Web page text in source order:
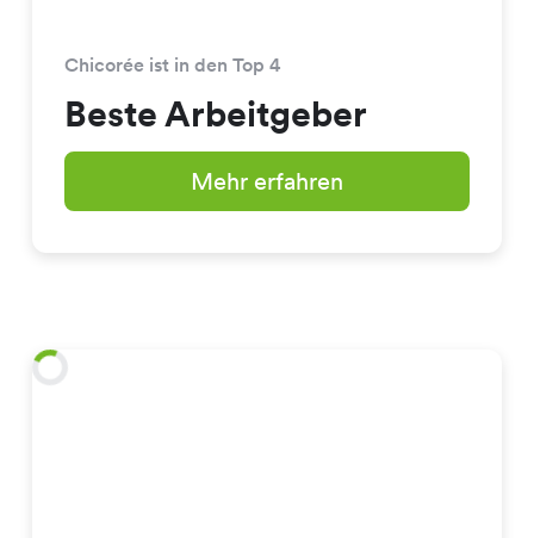
Chicorée ist in den Top 4
Beste Arbeitgeber
Mehr erfahren